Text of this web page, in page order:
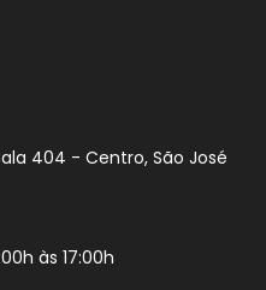
404 - Centro, São José
às 17:00h